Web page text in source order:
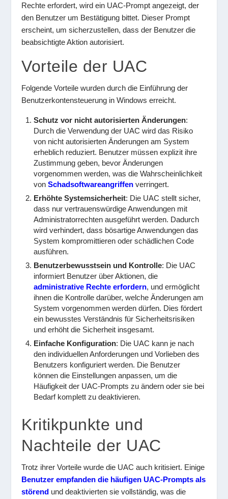
Rechte erfordert, wird ein UAC-Prompt angezeigt, der
den Benutzer um Bestätigung bittet. Dieser Prompt
erscheint, um sicherzustellen, dass der Benutzer die
beabsichtigte Aktion autorisiert.
Vorteile der UAC
Folgende Vorteile wurden durch die Einführung der
Benutzerkontensteuerung in Windows erreicht.
Schutz vor nicht autorisierten Änderungen:
Durch die Verwendung der UAC wird das Risiko
von nicht autorisierten Änderungen am System
erheblich reduziert. Benutzer müssen explizit ihre
Zustimmung geben, bevor Änderungen
vorgenommen werden, was die Wahrscheinlichkeit
vonSchadsoftwareangriffen verringert.
Erhöhte Systemsicherheit: Die UAC stellt sicher,
dass nur vertrauenswürdige Anwendungen mit
Administratorrechten ausgeführt werden. Dadurch
wird verhindert, dass bösartige Anwendungen das
System kompromittieren oder schädlichen Code
ausführen.
Benutzerbewusstsein und Kontrolle: Die UAC
informiert Benutzer über Aktionen, die
administrative Rechte erfordern, und ermöglicht
ihnen die Kontrolle darüber, welche Änderungen am
System vorgenommen werden dürfen. Dies fördert
ein bewusstes Verständnis für Sicherheitsrisiken
und erhöht die Sicherheit insgesamt.
Einfache Konfiguration: Die UAC kann je nach
den individuellen Anforderungen und Vorlieben des
Benutzers konfiguriert werden. Die Benutzer
können die Einstellungen anpassen, um die
Häufigkeit der UAC-Prompts zu ändern oder sie bei
Bedarf komplett zu deaktivieren.
Kritikpunkte und
Nachteile der UAC
Trotz ihrer Vorteile wurde die UAC auch kritisiert. Einige
Benutzer empfanden die häufigen UAC-Prompts als
störend und deaktivierten sie vollständig, was die